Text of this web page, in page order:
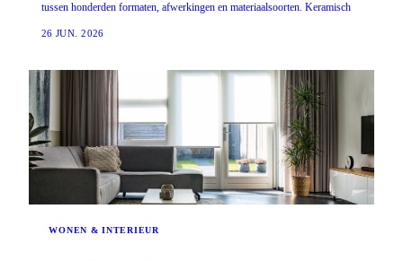
tussen honderden formaten, afwerkingen en materiaalsoorten. Keramisch
26 JUN. 2026
WONEN & INTERIEUR